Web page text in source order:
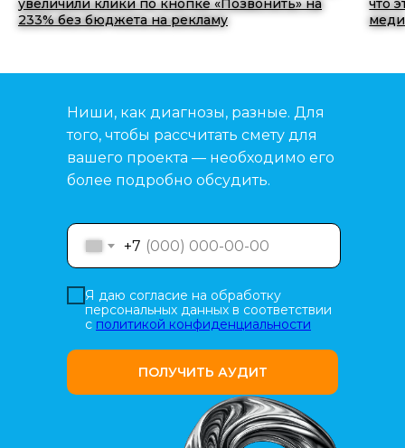
233% без бюджета на рекламу
Ниши, как диагнозы, разные. Для
того, чтобы рассчитать смету для
вашего проекта — необходимо его
более подробно обсудить.
+7
Я даю согласие на обработку
персональных данных в соответствии
с политикой конфиденциальности
ПОЛУЧИТЬ АУДИТ